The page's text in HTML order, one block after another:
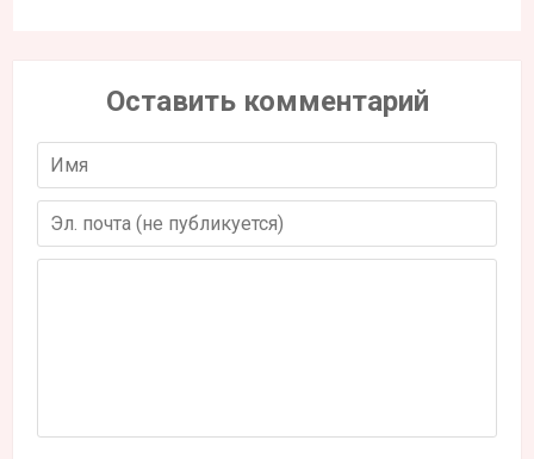
Оставить комментарий